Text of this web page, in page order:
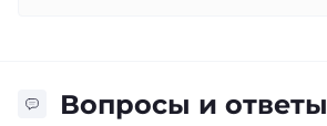
Вопросы и ответы